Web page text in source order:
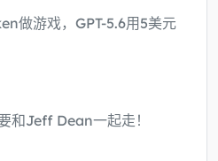
做游戏，GPT-5.6用5美元
和Jeff Dean一起走！